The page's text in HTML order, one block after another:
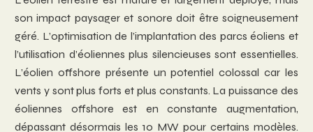
son impact paysager et sonore doit être soigneusement
géré. L’optimisation de l’implantation des parcs éoliens et
l’utilisation d’éoliennes plus silencieuses sont essentielles.
L’éolien offshore présente un potentiel colossal car les
vents y sont plus forts et plus constants. La puissance des
éoliennes offshore est en constante augmentation,
dépassant désormais les 10 MW pour certains modèles.